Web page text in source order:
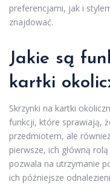
preferencjami, jak i
znajdować.
Jakie są
kartki
Skrzynki na kartki
funkcji, które sprawiają,
przedmiotem, ale
pierwsze, ich główną
pozwala na utrzymanie
ich późniejsze